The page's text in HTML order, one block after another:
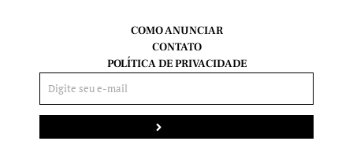
COMO ANUNCIAR
CONTATO
POLÍTICA DE PRIVACIDADE